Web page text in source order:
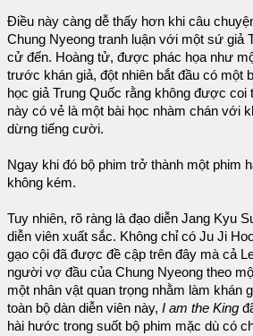
Điều này càng dễ thấy hơn khi câu
Chung Nyeong tranh luận với một sứ giả
cử đến. Hoàng tử, được phác họa như
trước khán giả, đột nhiên bắt đầu có một
học giả Trung Quốc rằng không được
này có vẻ là một bài học nhàm chán với
dừng tiếng cười.
Ngay khi đó bộ phim trở thành một phim
không kém.
Tuy nhiên, rõ ràng là đạo diễn Jang Kyu
diễn viên xuất sắc. Không chỉ có Ju Ji
gạo cội đã được đề cập trên đây mà cả
người vợ đầu của Chung Nyeong theo
một nhân vật quan trọng nhằm làm khán
toàn bộ dàn diễn viên này, I am the King
hài hước trong suốt bộ phim mặc dù có